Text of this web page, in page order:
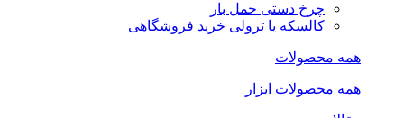
چرخ دستی حمل بار
کالسکه یا ترولی خرید فروشگاهی
همه محصولات
همه محصولات ابزار